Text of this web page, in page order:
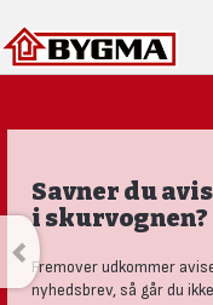
Savner du
i skurvognen?
Fremover udkommer
nyhedsbrev, så går du